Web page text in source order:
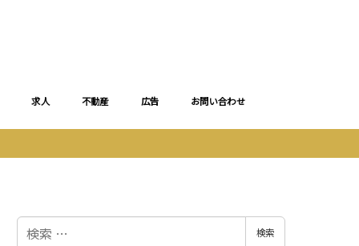
求人 不動産 広告 お問い合わせ
検
検索